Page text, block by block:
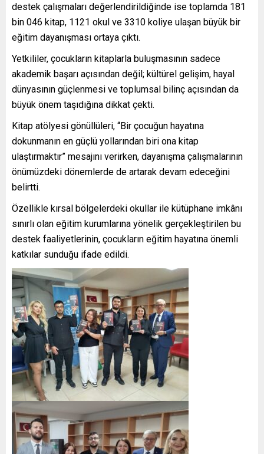
destek çalışmaları değerlendirildiğinde ise toplamda 181
bin 046 kitap, 1121 okul ve 3310 koliye ulaşan büyük bir
eğitim dayanışması ortaya çıktı.
Yetkililer, çocukların kitaplarla buluşmasının sadece
akademik başarı açısından değil; kültürel gelişim, hayal
dünyasının güçlenmesi ve toplumsal bilinç açısından da
büyük önem taşıdığına dikkat çekti.
Kitap atölyesi gönüllüleri, “Bir çocuğun hayatına
dokunmanın en güçlü yollarından biri ona kitap
ulaştırmaktır” mesajını verirken, dayanışma çalışmalarının
önümüzdeki dönemlerde de artarak devam edeceğini
belirtti.
Özellikle kırsal bölgelerdeki okullar ile kütüphane imkânı
sınırlı olan eğitim kurumlarına yönelik gerçekleştirilen bu
destek faaliyetlerinin, çocukların eğitim hayatına önemli
katkılar sunduğu ifade edildi.